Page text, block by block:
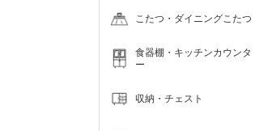
こたつ・ダイニングこたつ
食器棚・キッチンカウンタ
ー
収納・チェスト